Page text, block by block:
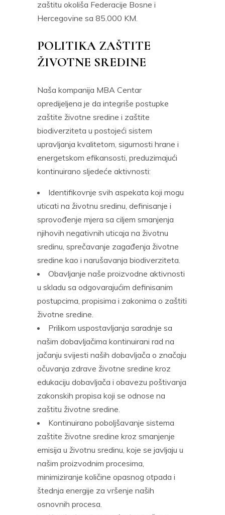
zaštitu okoliša Federacije Bosne i
Hercegovine sa 85.000 KM.
POLITIKA ZAŠTITE
ŽIVOTNE SREDINE
Naša kompanija MBA Centar
opredijeljena je da integriše postupke
zaštite životne sredine i zaštite
biodiverziteta u postojeći sistem
upravljanja kvalitetom, sigurnosti hrane i
energetskom efikansosti, preduzimajući
kontinuirano sljedeće aktivnosti:
Identifikovnje svih aspekata koji mogu
uticati na životnu sredinu, definisanje i
sprovođenje mjera sa ciljem smanjenja
njihovih negativnih uticaja na životnu
sredinu, sprečavanje zagađenja životne
sredine kao i narušavanja biodiverziteta.
Obavljanje naše proizvodne aktivnosti
u skladu sa odgovarajućim definisanim
postupcima, propisima i zakonima o zaštiti
životne sredine.
Prilikom uspostavljanja saradnje sa
našim dobavljačima kontinuirani rad na
jačanju svijesti naših dobavljača o značaju
očuvanja zdrave životne sredine kroz
edukaciju dobavljača i obavezu poštivanja
zakonskih propisa koji se odnose na
zaštitu životne sredine.
Kontinuirano poboljšavanje sistema
zaštite životne sredine kroz smanjenje
emisija u životnu sredinu, koje se javljaju u
našim proizvodnim procesima,
minimiziranje količine opasnog otpada i
štednja energije za vršenje naših
osnovnih procesa.